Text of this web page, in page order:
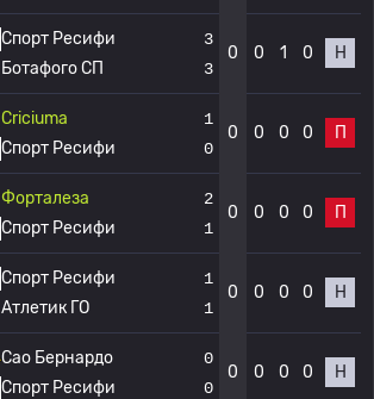
Спорт Ресифи
Ботафого СП
3
3
0 0 1 0 Н
Criciuma
Спорт Ресифи
1
0
0 0 0 0 П
Форталеза
Спорт Ресифи
2
1
0 0 0 0 П
Спорт Ресифи
Атлетик ГО
1
1
0 0 0 0 Н
Сао Бернардо
Спорт Ресифи
0
0
0 0 0 0 Н